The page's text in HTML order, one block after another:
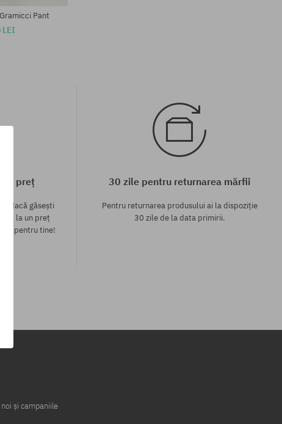
Pant
preț
dacă găsești
la un preț
pentru tine!
30 zile pentru returnarea mărfii
Pentru returnarea produsului ai la dispoziție
30 zile de la data primirii.
și campaniile